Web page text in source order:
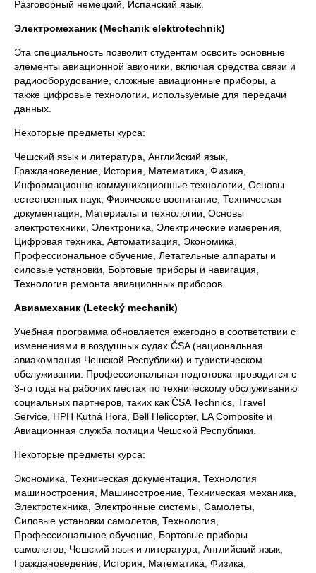
Разговорный немецкий, Испанский язык.
Электромеханик (Mechanik elektrotechnik)
Эта специальность позволит студентам освоить основные
элементы авиационной авионики, включая средства связи и
радиооборудование, сложные авиационные приборы, а
также цифровые технологии, используемые для передачи
данных.
Некоторые предметы курса:
Чешский язык и литература, Английский язык,
Граждановедение, История, Математика, Физика,
Информационно-коммуникационные технологии, Основы
естественных наук, Физическое воспитание, Техническая
документация, Материалы и технологии, Основы
электротехники, Электроника, Электрические измерения,
Цифровая техника, Автоматизация, Экономика,
Профессиональное обучение, Летательные аппараты и
силовые установки, Бортовые приборы и навигация,
Технология ремонта авиационных приборов.
Авиамеханик (Letecký mechanik)
Учебная программа обновляется ежегодно в соответствии с
изменениями в воздушных судах ČSA (национальная
авиакомпания Чешской Республики) и туристическом
обслуживании. Профессиональная подготовка проводится с
3-го года на рабочих местах по техническому обслуживанию
социальных партнеров, таких как ČSA Technics, Travel
Service, HPH Kutná Hora, Bell Helicopter, LA Composite и
Авиационная служба полиции Чешской Республики.
Некоторые предметы курса:
Экономика, Техническая документация, Технология
машиностроения, Машиностроение, Техническая механика,
Электротехника, Электронные системы, Самолеты,
Силовые установки самолетов, Технология,
Профессиональное обучение, Бортовые приборы
самолетов, Чешский язык и литература, Английский язык,
Граждановедение, История, Математика, Физика,